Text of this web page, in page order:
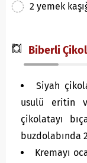
2 yemek
Biberli
Siyah
usulü eritin
çikolatayı
buzdolabında
Kremayı